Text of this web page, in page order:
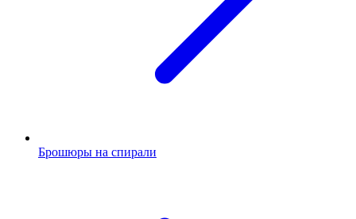
Брошюры на спирали